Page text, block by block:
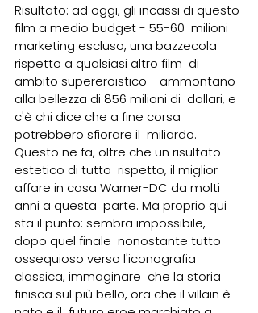
Risultato: ad oggi, gli incassi di questo
film a medio budget - 55-60  milioni
marketing escluso, una bazzecola
rispetto a qualsiasi altro film  di
ambito supereroistico - ammontano
alla bellezza di 856 milioni di  dollari, e
c'è chi dice che a fine corsa
potrebbero sfiorare il  miliardo.
Questo ne fa, oltre che un risultato
estetico di tutto  rispetto, il miglior
affare in casa Warner-DC da molti
anni a questa  parte. Ma proprio qui
sta il punto: sembra impossibile,
dopo quel finale  nonostante tutto
ossequioso verso l'iconografia
classica, immaginare  che la storia
finisca sul più bello, ora che il villain è